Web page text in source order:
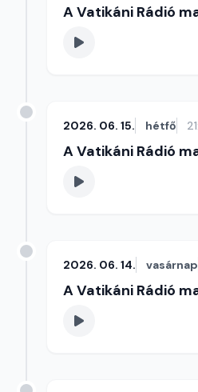
A Vatikáni Rádió
2026. 06. 15. hétfő
A Vatikáni Rádió
2026. 06. 14. vasárnap
A Vatikáni Rádió